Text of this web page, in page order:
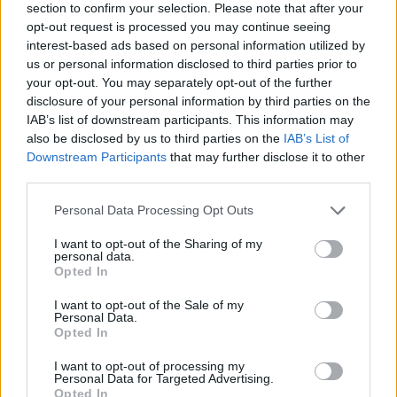
section to confirm your selection. Please note that after your
opt-out request is processed you may continue seeing
interest-based ads based on personal information utilized by
us or personal information disclosed to third parties prior to
your opt-out. You may separately opt-out of the further
disclosure of your personal information by third parties on the
IAB’s list of downstream participants. This information may
also be disclosed by us to third parties on the IAB’s List of
Downstream Participants that may further disclose it to other
Personal Data Processing Opt Outs
I want to opt-out of the Sharing of my
personal data.
Opted In
I want to opt-out of the Sale of my
Personal Data.
Opted In
I want to opt-out of processing my
Personal Data for Targeted Advertising.
Opted In
περιλαμβάνει πολλές παραλλαγές σανίδας και ασκήσεις που